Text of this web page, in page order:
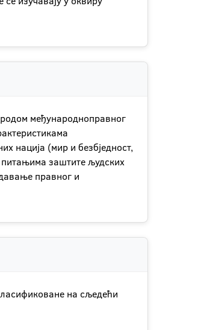
међународноправног
нација (мир и безбједност,
заштите људских
правног и
на сљедећи